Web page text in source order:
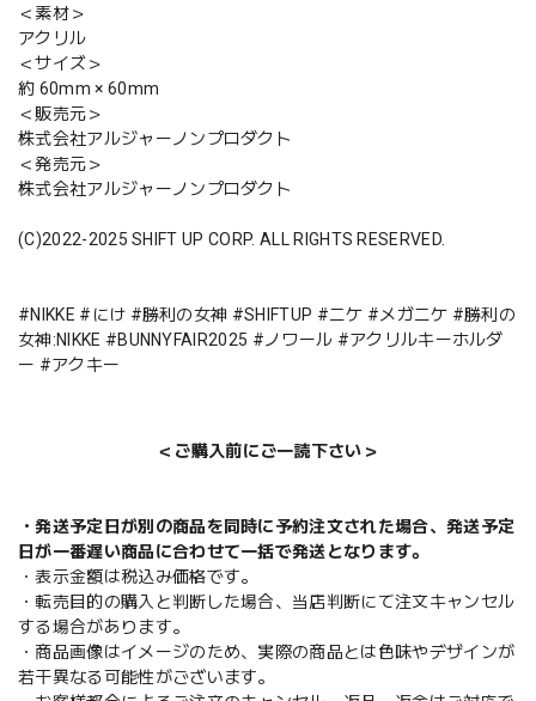
＜素材＞
アクリル
＜サイズ＞
約 60mm × 60mm
＜販売元＞
株式会社アルジャーノンプロダクト
＜発売元＞
株式会社アルジャーノンプロダクト
(C)2022-2025 SHIFT UP CORP. ALL RIGHTS RESERVED.
#NIKKE #にけ #勝利の女神 #SHIFTUP #ニケ #メガニケ #勝利の
女神:NIKKE #BUNNYFAIR2025 #ノワール #アクリルキーホルダ
ー #アクキー
＜ご購入前にご一読下さい＞
・発送予定日が別の商品を同時に予約注文された場合、発送予定
日が一番遅い商品に合わせて一括で発送となります。
・表示金額は税込み価格です。
・転売目的の購入と判断した場合、当店判断にて注文キャンセル
する場合があります。
・商品画像はイメージのため、実際の商品とは色味やデザインが
若干異なる可能性がございます。